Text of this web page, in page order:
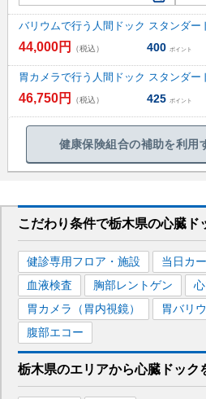
バリウムで行う人間ドック スタンダー
44,000円 （税込） 400 ポイント
胃カメラで行う人間ドック スタンダー
46,750円 （税込） 425 ポイント
健康保険組合の補助を利用
こだわり条件で栃木県の心臓ド
健診専用フロア・施設 当日カ
血液検査
胸部レントゲン
胃カメラ（胃内視鏡）
胃バリ
腹部エコー
栃木県のエリアから心臓ドック